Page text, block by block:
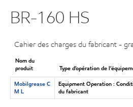
BR-160 HS
Cahier des charges du fabricant -
Nom du
produit
Type d’opération de
Mobilgrease C
M L
Equipment Operation :
du fabricant